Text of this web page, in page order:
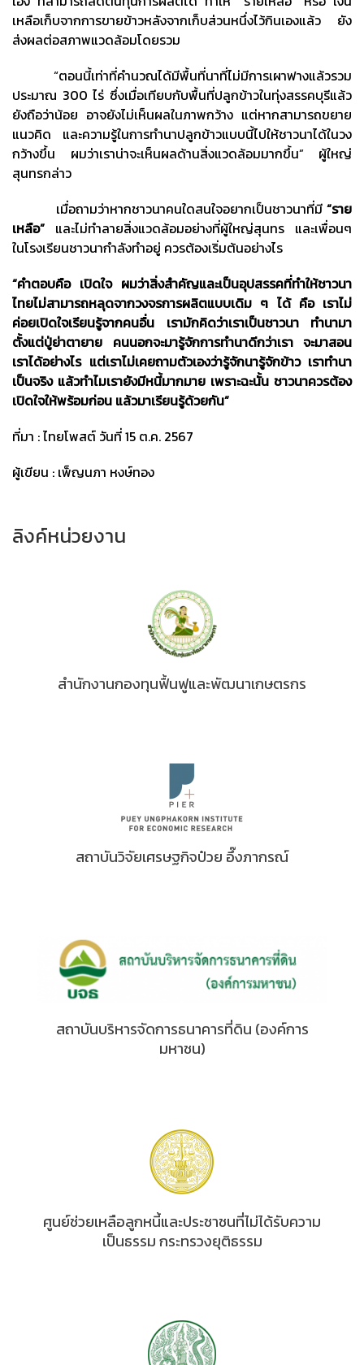
เหลือเก็บจากการขายข้าวหลังจากเก็บส่วนหนึ่งไว้กินเองแล้ว ยัง
ส่งผลต่อสภาพแวดล้อมโดยรวม
“ตอนนี้เท่าที่คำนวณได้มีพื้นที่นาที่ไม่มีการเผาฟางแล้วรวม
ประมาณ 300 ไร่ ซึ่งเมื่อเทียบกับพื้นที่ปลูกข้าวในทุ่งสรรคบุรีแล้ว
ยังถือว่าน้อย อาจยังไม่เห็นผลในภาพกว้าง แต่หากสามารถขยาย
แนวคิด และความรู้ในการทำนาปลูกข้าวแบบนี้ไปให้ชาวนาได้ในวง
กว้างขึ้น ผมว่าเราน่าจะเห็นผลด้านสิ่งแวดล้อมมากขึ้น” ผู้ใหญ่
สุนทรกล่าว
เมื่อถามว่าหากชาวนาคนใดสนใจอยากเป็นชาวนาที่มี “ราย
เหลือ” และไม่ทำลายสิ่งแวดล้อมอย่างที่ผู้ใหญ่สุนทร และเพื่อนๆ
ในโรงเรียนชาวนากำลังทำอยู่ ควรต้องเริ่มต้นอย่างไร
“คำตอบคือ เปิดใจ ผมว่าสิ่งสำคัญและเป็นอุปสรรคที่ทำให้ชาวนา
ไทยไม่สามารถหลุดจากวงจรการผลิตแบบเดิม ๆ ได้ คือ เราไม่
ค่อยเปิดใจเรียนรู้จากคนอื่น เรามักคิดว่าเราเป็นชาวนา ทำนามา
ตั้งแต่ปู่ย่าตายาย คนนอกจะมารู้จักการทำนาดีกว่าเรา จะมาสอน
เราได้อย่างไร แต่เราไม่เคยถามตัวเองว่ารู้จักนารู้จักข้าว เราทำนา
เป็นจริง แล้วทำไมเรายังมีหนี้มากมาย เพราะฉะนั้น ชาวนาควรต้อง
เปิดใจให้พร้อมก่อน แล้วมาเรียนรู้ด้วยกัน”
ที่มา : ไทยโพสต์ วันที่ 15 ต.ค. 2567
ผู้เขียน : เพ็ญนภา หงษ์ทอง
ลิงค์หน่วยงาน
สำนักงานกองทุนฟื้นฟูและพัฒนาเกษตรกร
สถาบันวิจัยเศรษฐกิจป๋วย อึ๊งภากรณ์
สถาบันบริหารจัดการธนาคารที่ดิน (องค์การ
มหาชน)
ศูนย์ช่วยเหลือลูกหนี้และประชาชนที่ไม่ได้รับความ
เป็นธรรม กระทรวงยุติธรรม